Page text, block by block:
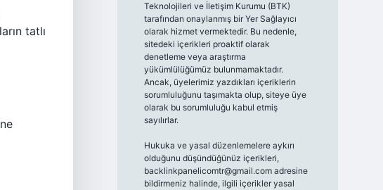
tatlı
Teknolojileri ve İletişim Kurumu (BTK)
tarafından onaylanmış bir Yer Sağlayıcı
olarak hizmet vermektedir. Bu nedenle,
sitedeki içerikleri proaktif olarak
denetleme veya araştırma
yükümlülüğümüz bulunmamaktadır.
Ancak, üyelerimiz yazdıkları içeriklerin
sorumluluğunu taşımakta olup, siteye üye
olarak bu sorumluluğu kabul etmiş
sayılırlar.
Hukuka ve yasal düzenlemelere aykırı
olduğunu düşündüğünüz içerikleri,
backlinkpanelicomtr@gmail.comadresine
bildirmeniz halinde, ilgili içerikler yasal